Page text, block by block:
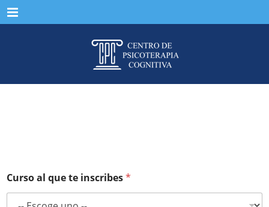
Menu
Curso al que te inscribes*